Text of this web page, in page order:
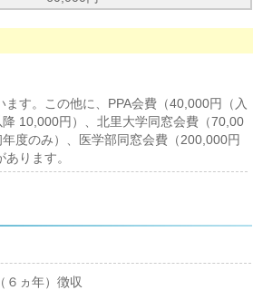
す。この他に、PPA会費（40,000円（入
10,000円）、北里大学同窓会費（70,00
度のみ）、医学部同窓会費（200,000円
ります。
６ヵ年）徴収